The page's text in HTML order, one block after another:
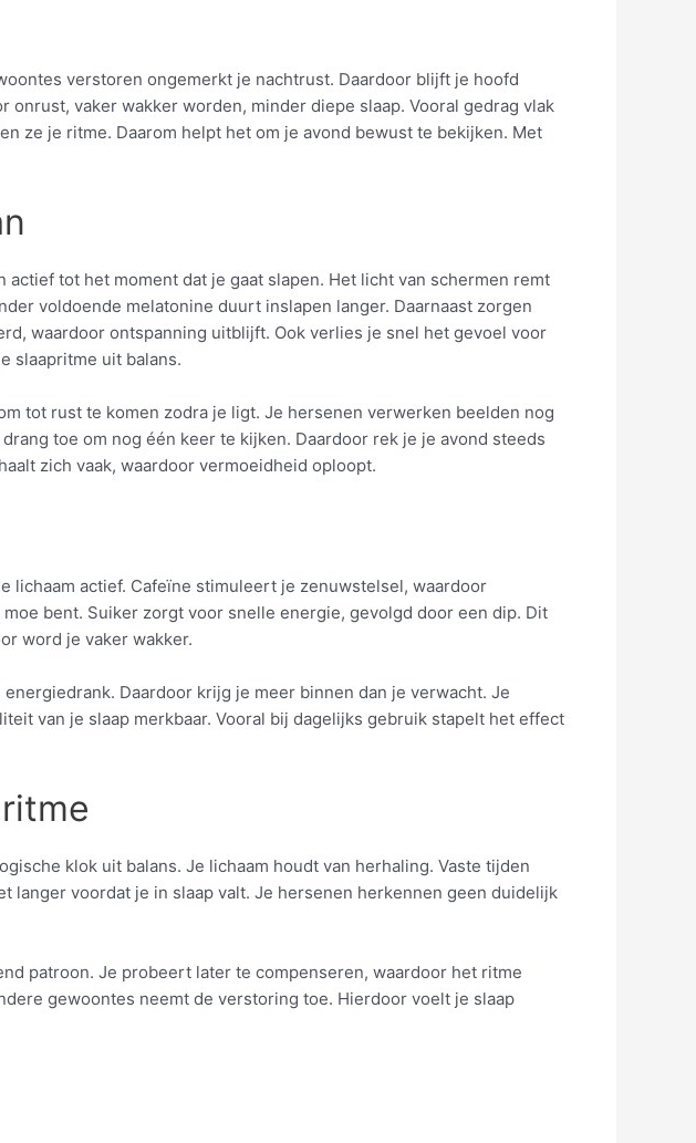
verstoren ongemerkt je nachtrust. Daardoor blijft je hoofd
vaker wakker worden, minder diepe slaap. Vooral gedrag vlak
ze je ritme. Daarom helpt het om je avond bewust te bekijken. Met
tot het moment dat je gaat slapen. Het licht van schermen remt
voldoende melatonine duurt inslapen langer. Daarnaast zorgen
waardoor ontspanning uitblijft. Ook verlies je snel het gevoel voor
slaapritme uit balans.
tot rust te komen zodra je ligt. Je hersenen verwerken beelden nog
toe om nog één keer te kijken. Daardoor rek je je avond steeds
zich vaak, waardoor vermoeidheid oploopt.
lichaam actief. Cafeïne stimuleert je zenuwstelsel, waardoor
bent. Suiker zorgt voor snelle energie, gevolgd door een dip. Dit
word je vaker wakker.
Daardoor krijg je meer binnen dan je verwacht. Je
van je slaap merkbaar. Vooral bij dagelijks gebruik stapelt het effect
klok uit balans. Je lichaam houdt van herhaling. Vaste tijden
voordat je in slaap valt. Je hersenen herkennen geen duidelijk
patroon. Je probeert later te compenseren, waardoor het ritme
gewoontes neemt de verstoring toe. Hierdoor voelt je slaap